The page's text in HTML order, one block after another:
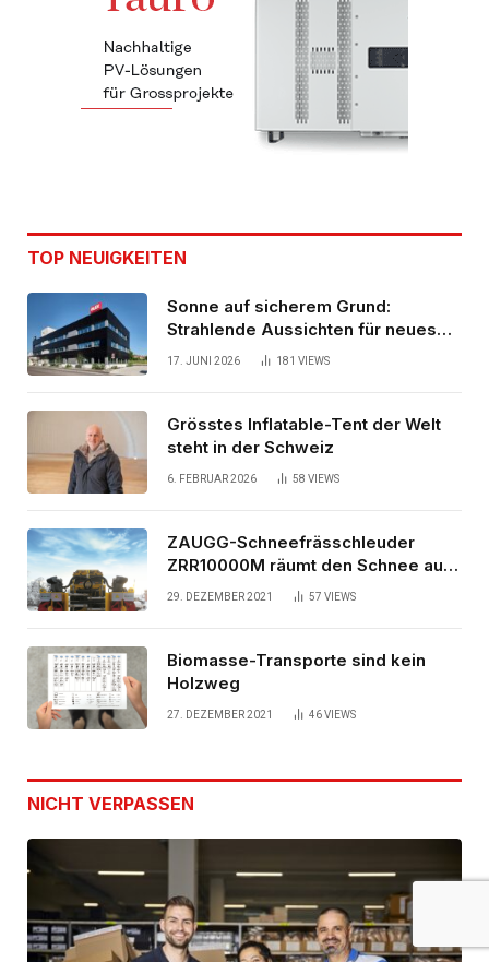
TOP NEUIGKEITEN
Sonne auf sicherem Grund:
Strahlende Aussichten für neues
Bürogebäude
17. JUNI 2026 181 VIEWS
Grösstes Inflatable-Tent der Welt
steht in der Schweiz
6. FEBRUAR 2026 58 VIEWS
ZAUGG-Schneefrässchleuder
ZRR10000M räumt den Schnee auf
schwedischen Gleisen
29. DEZEMBER 2021 57 VIEWS
Biomasse-Transporte sind kein
Holzweg
27. DEZEMBER 2021 46VIEWS
NICHT VERPASSEN